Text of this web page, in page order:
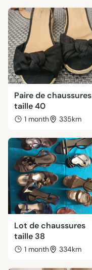
Paire de chaussures
taille 40
1 month 335km
Lot de chaussures
taille 38
1 month 334km